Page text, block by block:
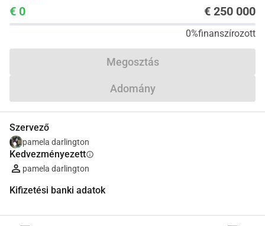
€ 0 € 250 000
0%finanszírozott
Megosztás
Adomány
Szervező
pamela darlington
Kedvezményezettinfo
pamela darlington
Kifizetési banki adatok